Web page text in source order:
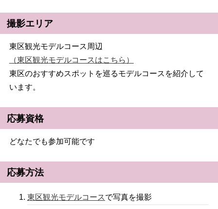
撮影エリア
東区観光モデルコース周辺
（東区観光モデルコースはこちら）
東区のおすすめスポットを巡るモデルコースを紹介して
います。
応募資格
どなたでも参加可能です
応募方法
東区観光モデルコースで写真を撮影